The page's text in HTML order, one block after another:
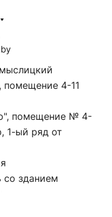
помещение 4-11
помещение № 4-
1-ый ряд от
со зданием